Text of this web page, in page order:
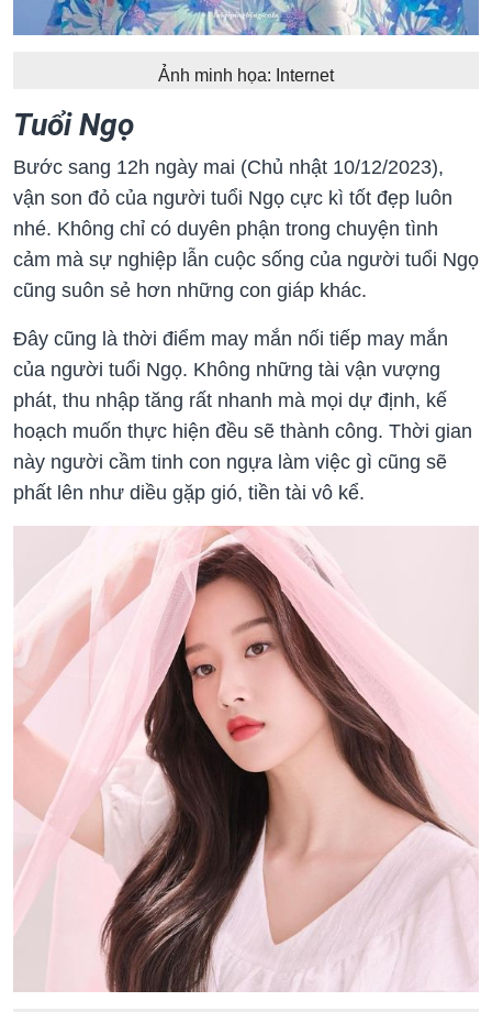
Ảnh minh họa: Internet
Tuổi Ngọ
Bước sang 12h ngày mai (Chủ nhật 10/12/2023),
vận son đỏ của người tuổi Ngọ cực kì tốt đẹp luôn
nhé. Không chỉ có duyên phận trong chuyện tình
cảm mà sự nghiệp lẫn cuộc sống của người tuổi Ngọ
cũng suôn sẻ hơn những con giáp khác.
Đây cũng là thời điểm may mắn nối tiếp may mắn
của người tuổi Ngọ. Không những tài vận vượng
phát, thu nhập tăng rất nhanh mà mọi dự định, kế
hoạch muốn thực hiện đều sẽ thành công. Thời gian
này người cầm tinh con ngựa làm việc gì cũng sẽ
phất lên như diều gặp gió, tiền tài vô kể.